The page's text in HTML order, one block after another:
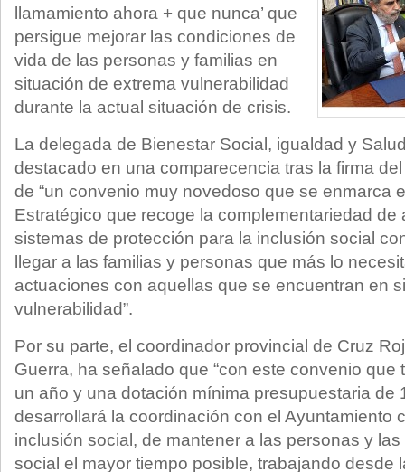
llamamiento ahora + que nunca’ que
persigue mejorar las condiciones de
vida de las personas y familias en
situación de extrema vulnerabilidad
durante la actual situación de crisis.
La delegada de Bienestar Social, igualdad y
destacado en una comparecencia tras la firma
de “un convenio muy novedoso que se enmarca
Estratégico que recoge la complementariedad de
sistemas de protección para la inclusión social
llegar a las familias y personas que más lo
actuaciones con aquellas que se encuentran en
vulnerabilidad”.
Por su parte, el coordinador provincial de Cruz
Guerra, ha señalado que “con este convenio que
un año y una dotación mínima presupuestaria de
desarrollará la coordinación con el Ayuntamiento
inclusión social, de mantener a las personas y
social el mayor tiempo posible, trabajando desde